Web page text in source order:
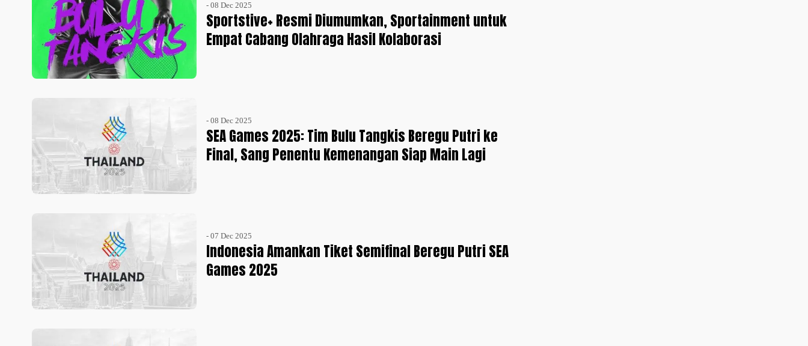
- 08 Dec 2025
Sportstive+ Resmi Diumumkan, Sportainment untuk
Empat Cabang Olahraga Hasil Kolaborasi
- 08 Dec 2025
SEA Games 2025: Tim Bulu Tangkis Beregu Putri ke
Final, Sang Penentu Kemenangan Siap Main Lagi
- 07 Dec 2025
Indonesia Amankan Tiket Semifinal Beregu Putri SEA
Games 2025